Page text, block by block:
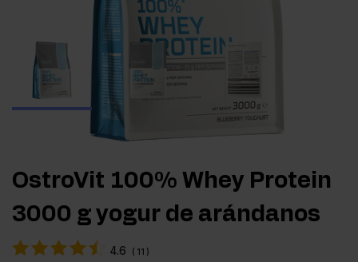
OstroVit 100% Whey Protein
3000 g yogur de arándanos
4.6 ( 11 )